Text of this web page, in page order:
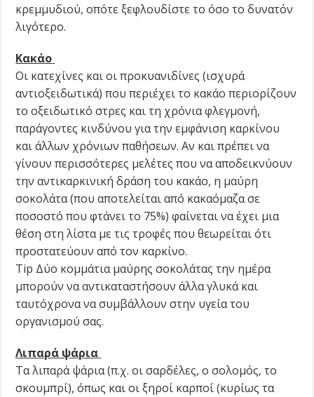
κρεμμυδιού, οπότε ξεφλουδίστε το όσο το δυνατόν
λιγότερο.
Κακάο
Οι κατεχίνες και οι προκυανιδίνες (ισχυρά
αντιοξειδωτικά) που περιέχει το κακάο περιορίζουν
το οξειδωτικό στρες και τη χρόνια φλεγμονή,
παράγοντες κινδύνου για την εμφάνιση καρκίνου
και άλλων χρόνιων παθήσεων. Αν και πρέπει να
γίνουν περισσότερες μελέτες που να αποδεικνύουν
την αντικαρκινική δράση του κακάο, η μαύρη
σοκολάτα (που αποτελείται από κακαόμαζα σε
ποσοστό που φτάνει το 75%) φαίνεται να έχει μια
θέση στη λίστα με τις τροφές που θεωρείται ότι
προστατεύουν από τον καρκίνο.
Tip Δύο κομμάτια μαύρης σοκολάτας την ημέρα
μπορούν να αντικαταστήσουν άλλα γλυκά και
ταυτόχρονα να συμβάλλουν στην υγεία του
οργανισμού σας.
Λιπαρά ψάρια
Τα λιπαρά ψάρια (π.χ. οι σαρδέλες, ο σολομός, το
σκουμπρί), όπως και οι ξηροί καρποί (κυρίως τα